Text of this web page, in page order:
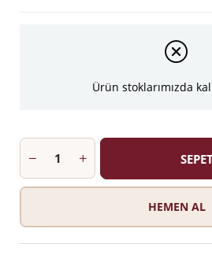
Ürün stoklarımızda